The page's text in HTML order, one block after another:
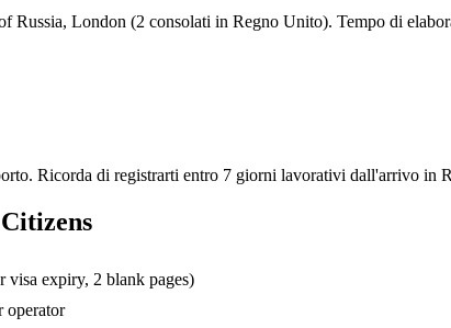
Russia, London (2 consolati in Regno Unito). Tempo di
Ricorda di registrarti entro 7 giorni lavorativi dall'arrivo in
expiry, 2 blank pages)
operator